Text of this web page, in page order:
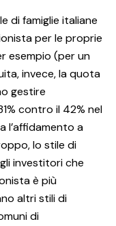
di famiglie italiane
per le proprie
esempio (per un
invece, la quota
gestire
contro il 42% nel
l’affidamento a
lo stile di
investitori che
è più
altri stili di
di